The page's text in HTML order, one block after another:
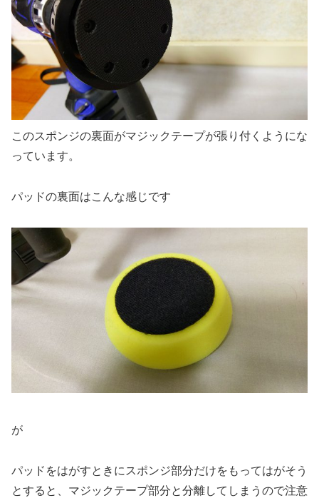
このスポンジの裏面がマジックテープが張り付くようにな
っています。
パッドの裏面はこんな感じです
が
パッドをはがすときにスポンジ部分だけをもってはがそう
とすると、マジックテープ部分と分離してしまうので注意